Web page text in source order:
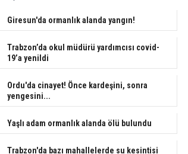
Giresun'da ormanlık alanda yangın!
Trabzon’da okul müdürü yardımcısı covid-
19’a yenildi
Ordu'da cinayet! Önce kardeşini, sonra
yengesini...
Yaşlı adam ormanlık alanda ölü bulundu
Trabzon'da bazı mahallelerde su kesintisi